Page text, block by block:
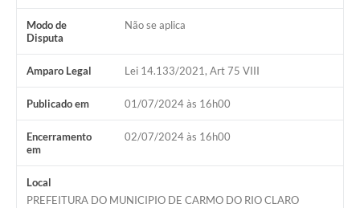
Modo de
Disputa
Não se aplica
Amparo Legal Lei 14.133/2021, Art 75 VIII
Publicado em 01/07/2024 às 16h00
Encerramento
em
02/07/2024 às 16h00
Local
PREFEITURA DO MUNICIPIO DE CARMO DO RIO CLARO